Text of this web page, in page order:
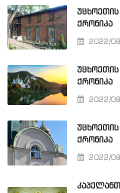
ᲥᲠᲝᲜᲘᲙᲐ
2022/
ᲥᲠᲝᲜᲘᲙᲐ
2022/
ᲥᲠᲝᲜᲘᲙᲐ
2022/